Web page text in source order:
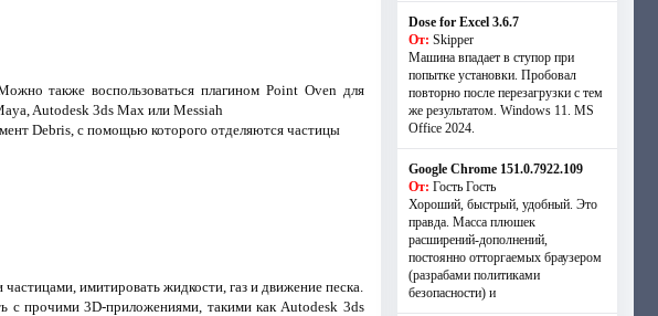
также воспользоваться плагином Point Oven для
Autodesk 3ds Max или Messiah
Debris, с помощью которого отделяются частицы
имитировать жидкости, газ и движение песка.
с прочими 3D-приложениями, такими как Autodesk 3ds
Dose for Excel 3.6.7
От: Skipper
Машина впадает в ступор при
попытке установки. Пробовал
повторно после перезагрузки с тем
же результатом. Windows 11. MS
Offiсe 2024.
Google Chrome 151.0.7922.109
От: Гость Гость
Хороший, быстрый, удобный. Это
правда. Масса плюшек
расширений-дополнений,
постоянно отторгаемых браузером
(разрабами политиками
безопасности) и